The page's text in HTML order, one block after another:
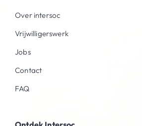
Over intersoc
Vrijwilligerswerk
Jobs
Contact
FAQ